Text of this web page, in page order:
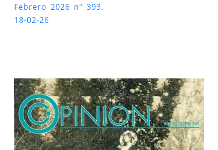
Febrero 2026 nº 393.
18-02-26